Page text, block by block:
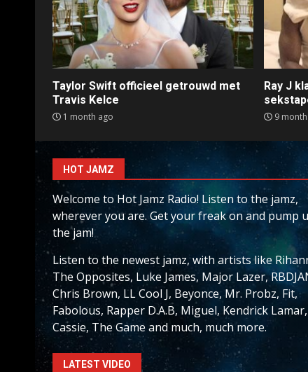
Taylor Swift officieel getrouwd met
Travis Kelce
1 month ago
Ray J
9
HOT JAMZ
Welcome to Hot Jamz Radio! Listen to the jamz,
wherever you are. Get your freak on and pump
the jam!
Listen to the newest jamz, with artists like
The Opposites, Luke James, Major Lazer,
Chris Brown, LL Cool J, Beyonce, Mr. Probz, Fit,
Fabolous, Rapper D.A.B, Miguel, Kendrick Lamar,
Cassie, The Game and much, much more.
LATEST VIDEO